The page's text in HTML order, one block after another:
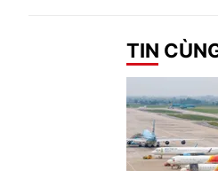
TIN